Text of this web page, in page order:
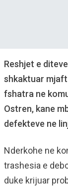
Reshjet e
shkaktuar
fshatra ne
Ostren, kane
defekteve ne
Nderkohe ne
trashesia e
duke krijuar